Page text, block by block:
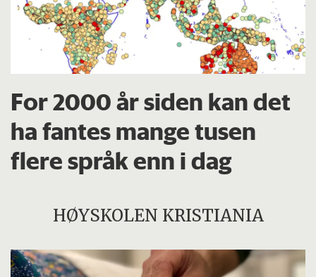
For 2000 år siden kan det
ha fantes mange tusen
flere språk enn i dag
HØYSKOLEN KRISTIANIA